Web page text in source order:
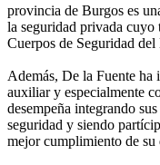
provincia de Burgos es
la seguridad privada cuyo
Cuerpos de Seguridad del
Además, De la Fuente
auxiliar y especialmente
desempeña integrando
seguridad y siendo
mejor cumplimiento de su